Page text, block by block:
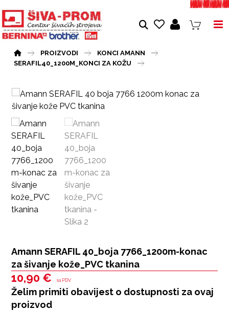
PROIZVODI
KONCI AMANN
SERAFIL40_1200M_KONCI ZA KOŽU
Amann SERAFIL 40_boja 7766_1200m-konac
za šivanje kože_PVC tkanina
10,90 € sa PDV
Želim primiti obavijest o dostupnosti za ovaj
proizvod